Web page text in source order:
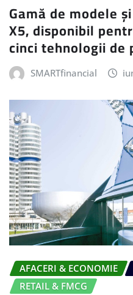
Gamă de modele
X5, disponibil
cinci tehnologii de
SMARTfinancial
AFACERI & ECONOMIE
RETAIL & FMCG